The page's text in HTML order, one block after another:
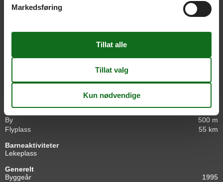
Busstopp
1,5 km
Hav/fjord
6 km
LEGOLAND
55 km
Togstasjon
1 km
By
500 m
Flyplass
55 km
Barneaktiviteter
Lekeplass
Generelt
Byggeår
1995
Markedsføring